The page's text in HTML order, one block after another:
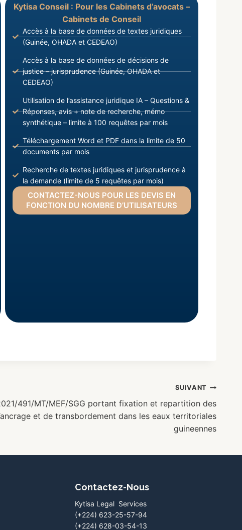
Kytisa Conseil : Pour les Cabinets d’avocats –
Cabinets de Conseil
Accès à la base de données de textes juridiques
(Guinée, OHADA et CEDEAO)
Accès à la base de données de décisions de
justice – jurisprudence (Guinée, OHADA et
CEDEAO)
Utilisation de l’assistance juridique IA – Questions &
Réponses, avis + note de recherche, mémo
synthétique – limite à 100 requêtes par mois
Téléchargement Word et PDF dans la limite de 50
documents par mois
Recherche de textes juridiques et jurisprudence à
la demande (limite de 5 requêtes par mois)
CONTACTEZ-NOUS POUR LES DEVIS EN
FONCTION DU NOMBRE D’UTILISATEURS
SUIVANT
491/MT/MEF/SGG portant fixation et repartition des
et de transbordement dans les eaux territoriales
guineennes
Contactez-Nous
Kytisa Legal Services
(+224) 623-25-57-94
(+224) 628-03-54-13